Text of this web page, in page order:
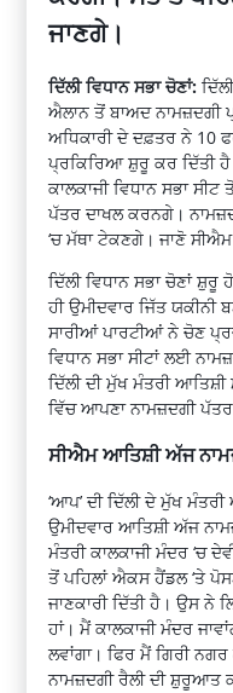
ਜਾਣਗੇ।
ਦਿੱਲੀ ਵਿਧਾਨ ਸਭਾ ਚੋਣਾਂ:
ਐਲਾਨ ਤੋਂ ਬਾਅਦ
ਅਧਿਕਾਰੀ ਦੇ ਦਫ਼ਤਰ ਨੇ 10
ਪ੍ਰਕਿਰਿਆ ਸ਼ੁਰੂ ਕਰ ਦਿੱਤੀ
ਕਾਲਕਾਜੀ ਵਿਧਾਨ ਸਭਾ
ਪੱਤਰ ਦਾਖਲ ਕਰਨਗੇ।
‘ਚ ਮੱਥਾ ਟੇਕਣਗੇ। ਜਾਣੋ
ਦਿੱਲੀ ਵਿਧਾਨ ਸਭਾ ਚੋਣਾਂ
ਹੀ ਉਮੀਦਵਾਰ ਜਿੱਤ ਯਕੀਨੀ
ਸਾਰੀਆਂ ਪਾਰਟੀਆਂ ਨੇ ਚੋਣ
ਵਿਧਾਨ ਸਭਾ ਸੀਟਾਂ ਲਈ
ਦਿੱਲੀ ਦੀ ਮੁੱਖ ਮੰਤਰੀ
ਵਿੱਚ ਆਪਣਾ ਨਾਮਜ਼ਦਗੀ
ਸੀਐਮ ਆਤਿਸ਼ੀ ਅੱਜ
‘ਆਪ’ ਦੀ ਦਿੱਲੀ ਦੇ ਮੁੱਖ
ਉਮੀਦਵਾਰ ਆਤਿਸ਼ੀ ਅੱਜ
ਮੰਤਰੀ ਕਾਲਕਾਜੀ ਮੰਦਰ ‘ਚ
ਤੋਂ ਪਹਿਲਾਂ ਐਕਸ ਹੈਂਡਲ ‘ਤੇ
ਜਾਣਕਾਰੀ ਦਿੱਤੀ ਹੈ। ਉਸ ਨੇ
ਹਾਂ। ਮੈਂ ਕਾਲਕਾਜੀ ਮੰਦਰ
ਲਵਾਂਗਾ। ਫਿਰ ਮੈਂ ਗਿਰੀ
ਨਾਮਜ਼ਦਗੀ ਰੈਲੀ ਦੀ ਸ਼ੁਰੂਆਤ